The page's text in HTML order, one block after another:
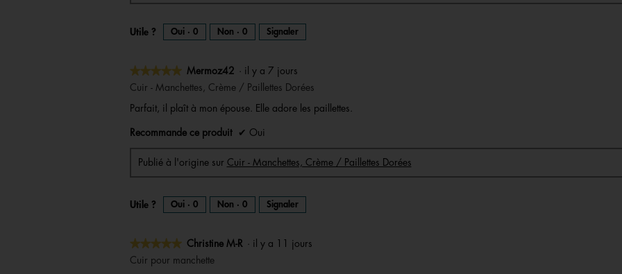
Utile ? Oui · 0 Non · 0 Signaler
★★★★★
★★★★★
5
5
Mermoz42 · il y a 7 jours
Cuir - Manchettes, Crème / Paillettes Dorées
Parfait, il plaît à mon épouse. Elle adore les paillettes.
Recommande ce produit ✔ Oui
Publié à l'origine sur Cuir - Manchettes, Crème / Paillettes Dorées
Utile ? Oui · 0 Non · 0 Signaler
★★★★★
★★★★★
5
Christine M-R · il y a 11 jours
Cuir pour manchette